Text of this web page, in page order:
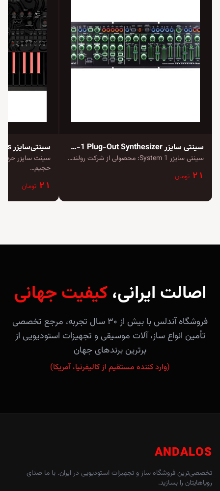
سینتی سایزر Roland System-1 Plug-Out Synthesizer
سینتی سایزر System 1: محصولی از شرکت رولند…
۲۱ تومان
سینتی‌سایزر Korg minilogue bass
سینت سایزر
حجیم…
۲۱ تومان
اصالت ایرانی،کیفیت جهانی
فروشگاه آندلس با بیش از ۳۰ سال تجربه، مرجع تخصصی
تأمین انواع ساز، آلات موسیقی و تجهیزات استودیویی از
برترین برندهای جهان
(وارد کننده مستقیم از کالیفرنیا، آمریکا)
ANDALOS
تخصصی‌ترین فروشگاه ساز و تجهیزات استودیویی در ایران. با ما صدای
رویاهایتان را بسازید.